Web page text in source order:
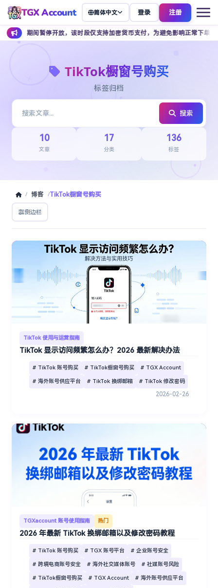
TGX Account 简体中文 登录 注册
暂停开放，该时段仅支持加密货币支付，为避免影响正常下单，建议提前
TikTok橱窗号购买
标签归档
搜索
10
文章
17
分类
136
标签
/ 博客 /TikTok橱窗号购买
侧边栏
TikTok 使用与运营指南
TikTok 显示访问频繁怎么办？2026 最新解决办法
# TikTok 账号购买 # TikTok橱窗号购买 # TGX Account
# 海外账号供应平台 # TikTok 换绑邮箱 # TikTok 修改密码
2026-02-26
TGXaccount 账号使用指南 热门
2026 年最新 TikTok 换绑邮箱以及修改密码教程
# TikTok 账号购买 # TGX 账号平台 # 企业账号安全
# 跨境电商账号安全 # 海外社交媒体账号 # 社媒账号风险
# TikTok橱窗号购买 # TGX Account # 海外账号供应平台